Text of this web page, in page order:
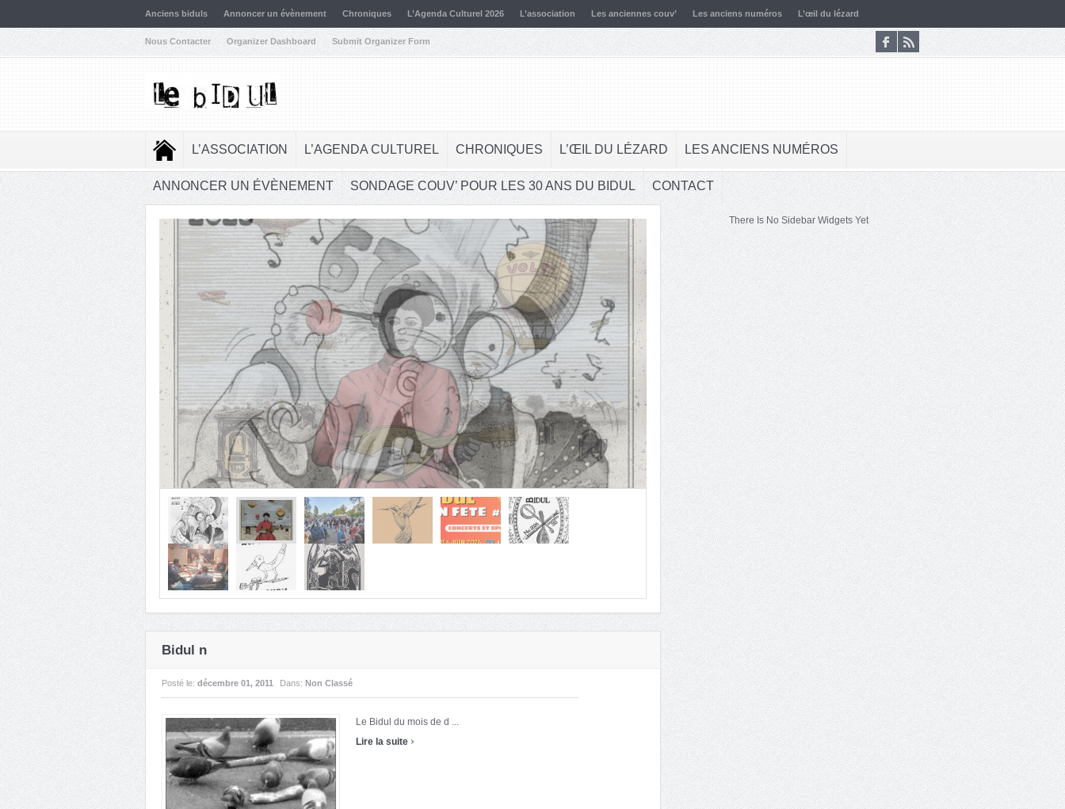
Anciens biduls Annoncer un évènement Chroniques L’Agenda Culturel 2026 L’association Les anciennes couv’ Les anciens numéros L’œil du lézard
Nous Contacter Organizer Dashboard Submit Organizer Form
L’ASSOCIATION L’AGENDA CULTUREL CHRONIQUES L’ŒIL DU LÉZARD LES ANCIENS NUMÉROS
ANNONCER UN ÉVÈNEMENT SONDAGE COUV’ POUR LES 30 ANS DU BIDUL CONTACT
Le Bidul d’Octobre 2025 #306
"Ça va pas changer le mondeIl a trop tourné sans nousIl pleuvra toujours sur Aubigné Racan,Ça va
rien changer du toutQu'est-ce que ça peut bien lui faireUn Bidul publié, le numéro ...
Bidul n
Posté le: décembre 01, 2011 Dans: Non Classé
Le Bidul du mois de d ...
Lire la suite ›
There Is No Sidebar Widgets Yet